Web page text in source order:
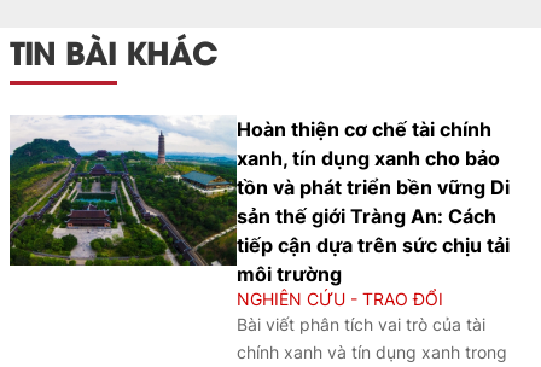
TIN BÀI KHÁC
Hoàn thiện cơ chế tài chính
xanh, tín dụng xanh cho bảo
tồn và phát triển bền vững Di
sản thế giới Tràng An: Cách
tiếp cận dựa trên sức chịu tải
môi trường
NGHIÊN CỨU - TRAO ĐỔI
Bài viết phân tích vai trò của tài
chính xanh và tín dụng xanh trong